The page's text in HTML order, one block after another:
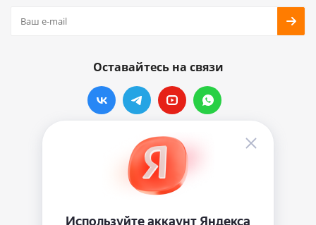
Оставайтесь на связи
Наши контакты
info@vinylmarkt.ru